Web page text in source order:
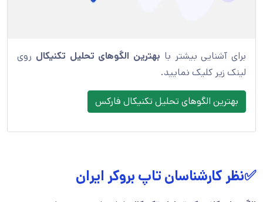
برای آشنایی بیشتر با بهترین الگوهای تحلیل تکنیکال روی
لینک زیر کلیک نمایید.
بهترین الگوهای تحلیل تکنیکال فارکس
✅نظر کارشناسان تاپ بروکر ایران